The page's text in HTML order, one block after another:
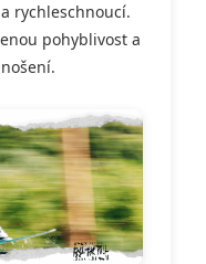
rychleschnoucí.
pohyblivost a